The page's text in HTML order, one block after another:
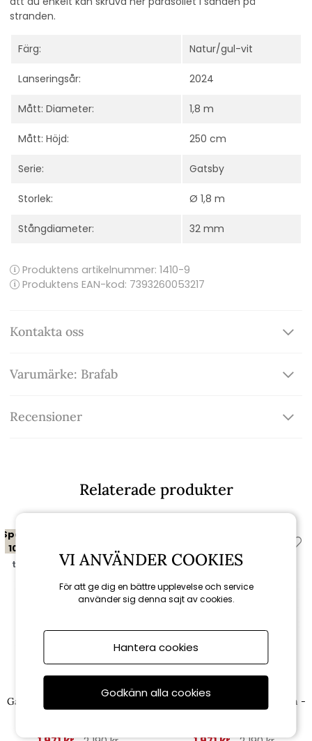
stranden.
Färg: Natur/gul-vit
Lanseringsår: 2024
Mått: Diameter: 1,8 m
Mått: Höjd: 250 cm
Serie: Gatsby
Storlek: Ø 1,8 m
Stångdiameter: 32 mm
Produktens artikelnummer: 1410-9
Produktens EAN-kod: 7393260053217
Kontakta oss
Varumärke: Brafab
Recensioner
Relaterade produkter
Spara
10%
till 16/8
Gatsby parasoll tiltbar Ø 1,8 m -
blommigt
till 16/8
Gatsby parasoll tiltbar Ø 1,8 m -
grå-randigt
VI ANVÄNDER COOKIES
För att ge dig en bättre upplevelse och service
använder sig denna sajt av cookies.
Hantera cookies
Godkänn alla cookies